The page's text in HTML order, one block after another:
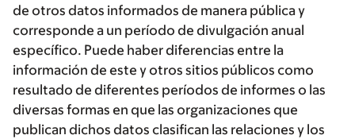
de otros datos informados de manera pública y
corresponde a un período de divulgación anual
específico. Puede haber diferencias entre la
información de este y otros sitios públicos como
resultado de diferentes períodos de informes o las
diversas formas en que las organizaciones que
publican dichos datos clasifican las relaciones y los